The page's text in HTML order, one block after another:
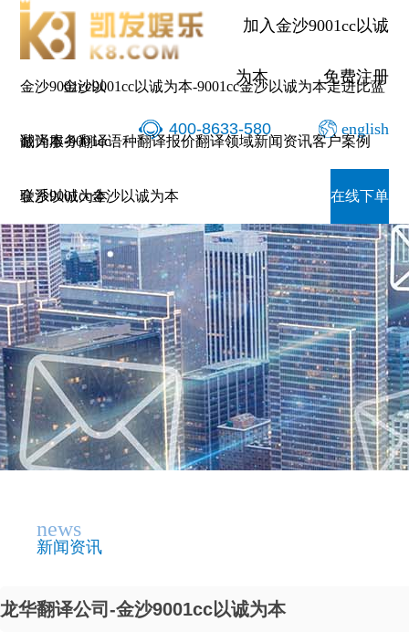
加入金沙9001cc以诚
为本 免费注册
400-8633-580 english
金沙9001cc以
诚为本-9001cc
金沙以诚为本
金沙9001cc以诚为本-9001cc金沙以诚为本走进比蓝
翻译服务翻译语种翻译报价翻译领域新闻资讯客户案例
联系9001cc金沙以诚为本 在线下单
news
新闻资讯
龙华翻译公司-金沙9001cc以诚为本